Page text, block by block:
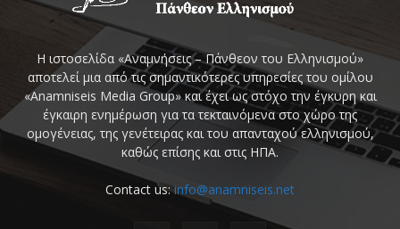
Η ιστοσελίδα «Αναμνήσεις – Πάνθεον του Ελληνισμού»
αποτελεί μια από τις σημαντικότερες υπηρεσίες του ομίλου
«Anamniseis Media Group» και έχει ως στόχο την έγκυρη και
έγκαιρη ενημέρωση για τα τεκταινόμενα στο χώρο της
ομογένειας, της γενέτειρας και του απανταχού ελληνισμού,
καθώς επίσης και στις ΗΠΑ.
Contact us:info@anamniseis.net